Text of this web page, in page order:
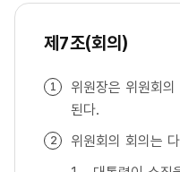
제7조(회의)
위원장은 위원회
된다.
위원회의 회의는